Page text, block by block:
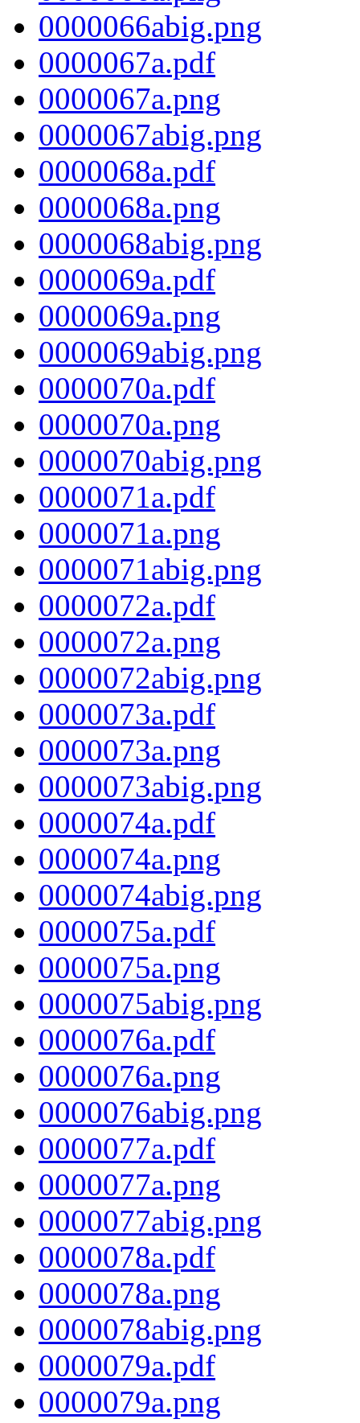
0000066abig.png
0000067a.pdf
0000067a.png
0000067abig.png
0000068a.pdf
0000068a.png
0000068abig.png
0000069a.pdf
0000069a.png
0000069abig.png
0000070a.pdf
0000070a.png
0000070abig.png
0000071a.pdf
0000071a.png
0000071abig.png
0000072a.pdf
0000072a.png
0000072abig.png
0000073a.pdf
0000073a.png
0000073abig.png
0000074a.pdf
0000074a.png
0000074abig.png
0000075a.pdf
0000075a.png
0000075abig.png
0000076a.pdf
0000076a.png
0000076abig.png
0000077a.pdf
0000077a.png
0000077abig.png
0000078a.pdf
0000078a.png
0000078abig.png
0000079a.pdf
0000079a.png